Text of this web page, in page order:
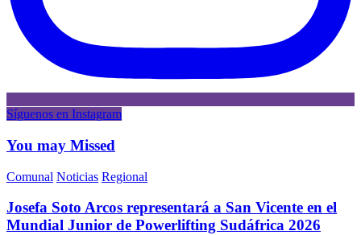
Síguenos en Instagram
You may Missed
Comunal Noticias Regional
Josefa Soto Arcos representará a San Vicente en el
Mundial Junior de Powerlifting Sudáfrica 2026